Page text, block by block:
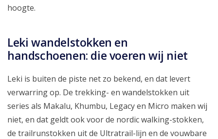
hoogte.
Leki wandelstokken en
handschoenen: die voeren wij niet
Leki is buiten de piste net zo bekend, en dat levert
verwarring op. De trekking- en wandelstokken uit
series als Makalu, Khumbu, Legacy en Micro maken wij
niet, en dat geldt ook voor de nordic walking-stokken,
de trailrunstokken uit de Ultratrail-lijn en de vouwbare